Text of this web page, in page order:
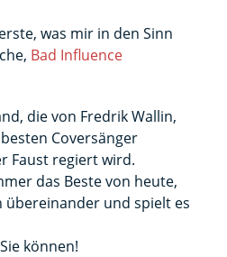
was mir in den Sinn
Bad Influence
die von Fredrik Wallin,
Coversänger
Faust regiert wird.
das Beste von heute,
und spielt es
können!